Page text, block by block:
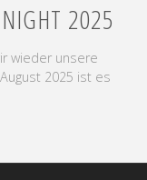
NIGHT 2025
wieder unsere
2025 ist es